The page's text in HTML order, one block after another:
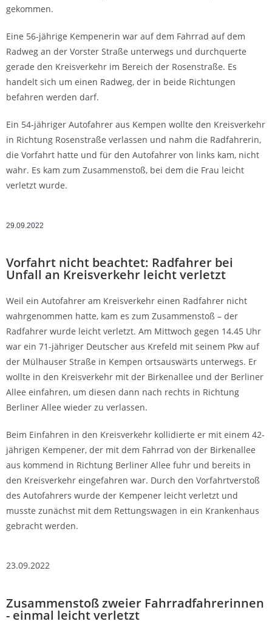
gekommen.
Eine 56-jährige Kempenerin war auf dem Fahrrad auf dem
Radweg an der Vorster Straße unterwegs und durchquerte
gerade den Kreisverkehr im Bereich der Rosenstraße. Es
handelt sich um einen Radweg, der in beide Richtungen
befahren werden darf.
Ein 54-jähriger Autofahrer aus Kempen wollte den Kreisverkehr
in Richtung Rosenstraße verlassen und nahm die Radfahrerin,
die Vorfahrt hatte und für den Autofahrer von links kam, nicht
wahr. Es kam zum Zusammenstoß, bei dem die Frau leicht
verletzt wurde.
29.09.2022
Vorfahrt nicht beachtet: Radfahrer bei
Unfall an Kreisverkehr leicht verletzt
Weil ein Autofahrer am Kreisverkehr einen Radfahrer nicht
wahrgenommen hatte, kam es zum Zusammenstoß – der
Radfahrer wurde leicht verletzt. Am Mittwoch gegen 14.45 Uhr
war ein 71-jähriger Deutscher aus Krefeld mit seinem Pkw auf
der Mülhauser Straße in Kempen ortsauswärts unterwegs. Er
wollte in den Kreisverkehr mit der Birkenallee und der Berliner
Allee einfahren, um diesen dann nach rechts in Richtung
Berliner Allee wieder zu verlassen.
Beim Einfahren in den Kreisverkehr kollidierte er mit einem 42-
jährigen Kempener, der mit dem Fahrrad von der Birkenallee
aus kommend in Richtung Berliner Allee fuhr und bereits in
den Kreisverkehr eingefahren war. Durch den Vorfahrtverstoß
des Autofahrers wurde der Kempener leicht verletzt und
musste zunächst mit dem Rettungswagen in ein Krankenhaus
gebracht werden.
23.09.2022
Zusammenstoß zweier Fahrradfahrerinnen
- einmal leicht verletzt